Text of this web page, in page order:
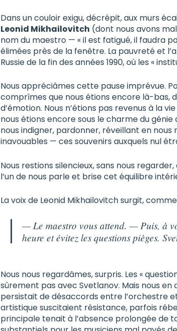
Dans un couloir exigu, décrépit, aux murs
Leonid Mikhailovitch (dont nous avons
nom du maestro — « il est fatigué, il faudra
élimées près de la fenêtre. La pauvreté et
Russie de la fin des années 1990, où les «
Nous appréciâmes cette pause imprévue.
comprîmes que nous étions encore là-bas,
d’émotion. Nous n’étions pas revenus à la
nous étions encore sous le charme du
nous indigner, pardonner, réveillant en
inavouables — ces souvenirs auxquels nul
Nous restions silencieux, sans nous
l’un de nous parle et brise cet équilibre
La voix de Leonid Mikhailovitch surgit,
— Le maestro vous attend. — Puis, à
heure et évitez les questions pièges.
Nous nous regardâmes, surpris. Les «
sûrement pas avec Svetlanov. Mais nous en
persistait de désaccords entre l’orchestre
artistique suscitaient résistance, parfois
principale tenait à l’absence prolongée de